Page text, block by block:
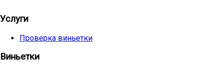
Услуги
Проверка виньетки
Виньетки